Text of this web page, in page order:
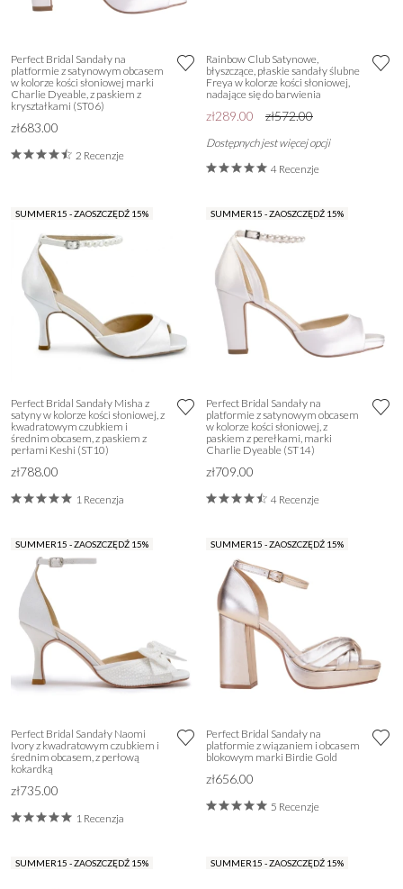
Perfect Bridal Sandały na
platformie z satynowym obcasem
w kolorze kości słoniowej marki
Charlie Dyeable, z paskiem z
kryształkami (ST06)
zł683.00
2 Recenzje
Rainbow Club Satynowe,
błyszczące, płaskie sandały ślubne
Freya w kolorze kości słoniowej,
nadające się do barwienia
zł289.00 zł572.00
Dostępnych jest więcej opcji
4 Recenzje
SUMMER15 - ZAOSZCZĘDŹ 15%
Perfect Bridal Sandały Misha z
satyny w kolorze kości słoniowej, z
kwadratowym czubkiem i
średnim obcasem, z paskiem z
perłami Keshi (ST10)
zł788.00
1 Recenzja
SUMMER15 - ZAOSZCZĘDŹ 15%
Perfect Bridal Sandały na
platformie z satynowym obcasem
w kolorze kości słoniowej, z
paskiem z perełkami, marki
Charlie Dyeable (ST14)
zł709.00
4 Recenzje
SUMMER15 - ZAOSZCZĘDŹ 15%
Perfect Bridal Sandały Naomi
Ivory z kwadratowym czubkiem i
średnim obcasem, z perłową
kokardką
zł735.00
1 Recenzja
SUMMER15 - ZAOSZCZĘDŹ 15%
Perfect Bridal Sandały na
platformie z wiązaniem i obcasem
blokowym marki Birdie Gold
zł656.00
5 Recenzje
SUMMER15 - ZAOSZCZĘDŹ 15% SUMMER15 - ZAOSZCZĘDŹ 15%